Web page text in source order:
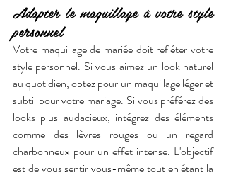
Adapter le maquillage à votre style
personnel
Votre maquillage de mariée doit refléter votre
style personnel. Si vous aimez un look naturel
au quotidien, optez pour un maquillage léger et
subtil pour votre mariage. Si vous préférez des
looks plus audacieux, intégrez des éléments
comme des lèvres rouges ou un regard
charbonneux pour un effet intense. L'objectif
est de vous sentir vous-même tout en étant la